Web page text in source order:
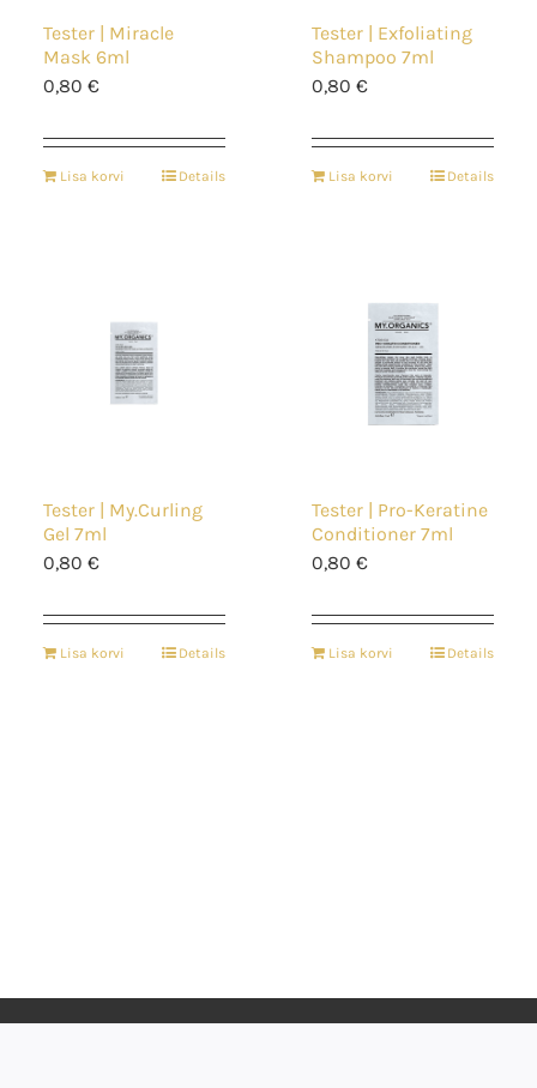
Tester | Miracle
Mask 6ml
0,80 €
Lisa korvi Details
Tester | Exfoliating
Shampoo 7ml
0,80 €
Lisa korvi Details
Tester | My.Curling
Gel 7ml
0,80 €
Lisa korvi Details
Tester | Pro-Keratine
Conditioner 7ml
0,80 €
Lisa korvi Details